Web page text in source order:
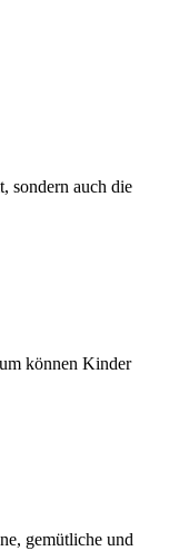
sondern auch die
können Kinder
gemütliche und